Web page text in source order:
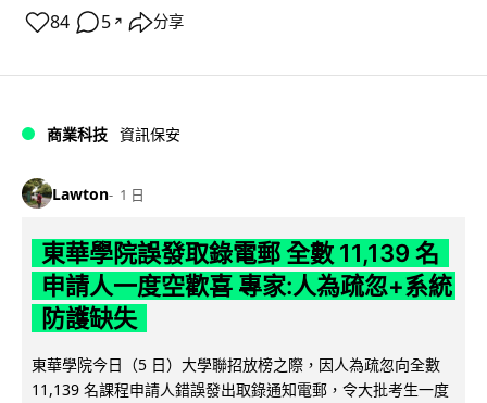
84 5 ↗ 分享
商業科技 資訊保安
Lawton 1 日
東華學院誤發取錄電郵 全數 11,139 名
申請人一度空歡喜 專家:人為疏忽+系統
防護缺失
東華學院今日（5 日）大學聯招放榜之際，因人為疏忽向全數
11,139 名課程申請人錯誤發出取錄通知電郵，令大批考生一度